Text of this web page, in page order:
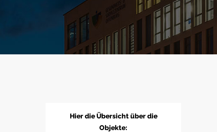
Hier die Übersicht über die
Objekte: